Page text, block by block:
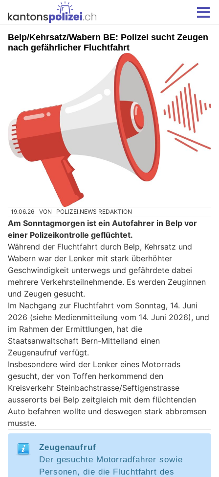
Belp/Kehrsatz/Wabern BE: Polizei sucht Zeugen
nach gefährlicher Fluchtfahrt
19.06.26 VON POLIZEI.NEWS REDAKTION
Am Sonntagmorgen ist ein Autofahrer in Belp vor
einer Polizeikontrolle geflüchtet.
Während der Fluchtfahrt durch Belp, Kehrsatz und
Wabern war der Lenker mit stark überhöhter
Geschwindigkeit unterwegs und gefährdete dabei
mehrere Verkehrsteilnehmende. Es werden Zeuginnen
und Zeugen gesucht.
Im Nachgang zur Fluchtfahrt vom Sonntag, 14. Juni
2026 (siehe Medienmitteilung vom 14. Juni 2026), und
im Rahmen der Ermittlungen, hat die
Staatsanwaltschaft Bern-Mittelland einen
Zeugenaufruf verfügt.
Insbesondere wird der Lenker eines Motorrads
gesucht, der von Toffen herkommend den
Kreisverkehr Steinbachstrasse/Seftigenstrasse
ausserorts bei Belp zeitgleich mit dem flüchtenden
Auto befahren wollte und deswegen stark abbremsen
musste.
Zeugenaufruf
Der gesuchte Motorradfahrer sowie
Personen, die die Fluchtfahrt des